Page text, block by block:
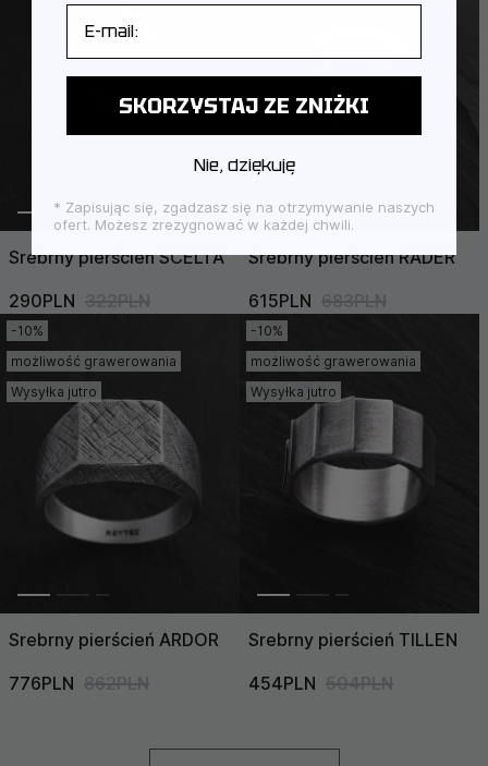
Srebrny pierścień SCELTA
290PLN 322PLN
Srebrny pierścień RADER
615PLN 683PLN
-10%
możliwość grawerowania
Wysyłka jutro
Srebrny pierścień ARDOR
776PLN 862PLN
-10%
możliwość grawerowania
Wysyłka jutro
Srebrny pierścień TILLEN
454PLN 504PLN
SKORZYSTAJ ZE ZNIŻKI
Nie, dziękuję
* Zapisując się, zgadzasz się na otrzymywanie naszych
ofert. Możesz zrezygnować w każdej chwili.